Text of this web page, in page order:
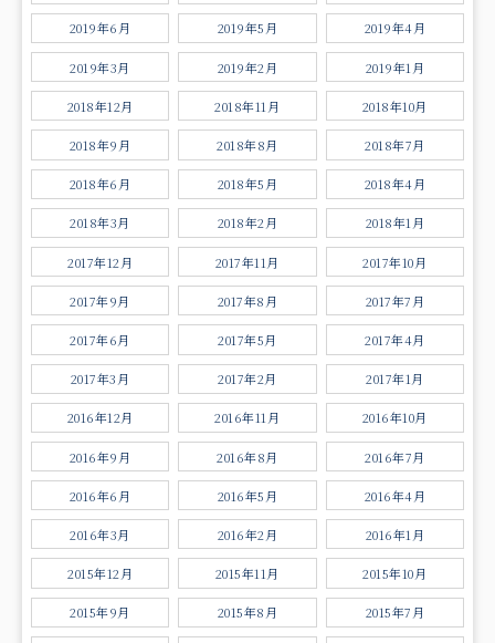
2019年6月 2019年5月 2019年4月
2019年3月 2019年2月 2019年1月
2018年12月 2018年11月 2018年10月
2018年9月 2018年8月 2018年7月
2018年6月 2018年5月 2018年4月
2018年3月 2018年2月 2018年1月
2017年12月 2017年11月 2017年10月
2017年9月 2017年8月 2017年7月
2017年6月 2017年5月 2017年4月
2017年3月 2017年2月 2017年1月
2016年12月 2016年11月 2016年10月
2016年9月 2016年8月 2016年7月
2016年6月 2016年5月 2016年4月
2016年3月 2016年2月 2016年1月
2015年12月 2015年11月 2015年10月
2015年9月 2015年8月 2015年7月